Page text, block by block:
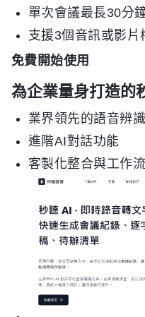
單次會議最長30分
支援3個音訊或影片
免費開始使用
為企業量身打造的
業界領先的語音辨
進階AI對話功能
客製化整合與工作